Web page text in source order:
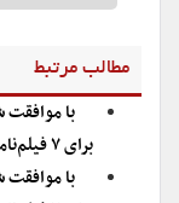
مطالب مرتبط
با موافقت
برای ۷ فیلم‌‌نامه صادر شد
با موافقت